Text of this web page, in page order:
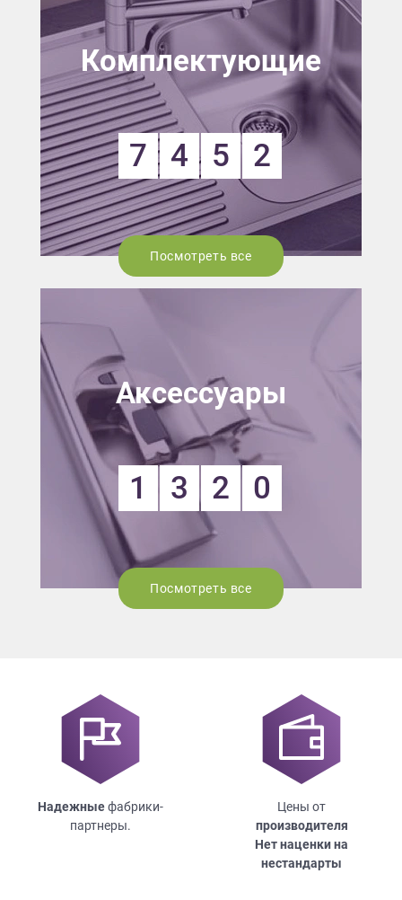
Комплектующие
7 4 5 2
Посмотреть все
Аксессуары
1 3 2 0
Посмотреть все
Надежныефабрики-
партнеры.
Цены от
производителя
Нет наценки на
нестандарты